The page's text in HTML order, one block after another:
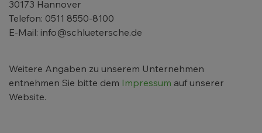
30173 Hannover
Telefon: 0511 8550-8100
E-Mail: info@schluetersche.de
Weitere Angaben zu unserem Unternehmen
entnehmen Sie bitte dem Impressum auf unserer
Website.